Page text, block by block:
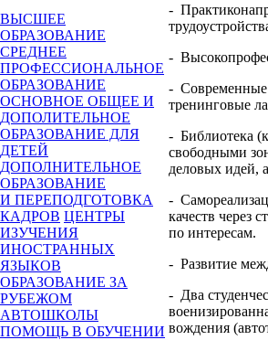
ВЫСШЕЕ
ОБРАЗОВАНИЕ
СРЕДНЕЕ
ПРОФЕССИОНАЛЬНОЕ
ОБРАЗОВАНИЕ
ОСНОВНОЕ ОБЩЕЕ И
ДОПОЛИТЕЛЬНОЕ
ОБРАЗОВАНИЕ ДЛЯ
ДЕТЕЙ
ДОПОЛНИТЕЛЬНОЕ
ОБРАЗОВАНИЕ
И ПЕРЕПОДГОТОВКА
КАДРОВ ЦЕНТРЫ
ИЗУЧЕНИЯ
ИНОСТРАННЫХ
ЯЗЫКОВ
ОБРАЗОВАНИЕ ЗА
РУБЕЖОМ
АВТОШКОЛЫ
ПОМОЩЬ В ОБУЧЕНИИ
-
-
-
тренинговые
- Библиотека
свободными
деловых идей,
-
качеств через
по интересам.
- Развитие
- Два
вождения